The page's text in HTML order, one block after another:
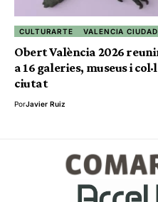
CULTURARTE VALENCIA CIUDAD
Obert València 2026
a 16 galeries, museus i
ciutat
PorJavier Ruiz